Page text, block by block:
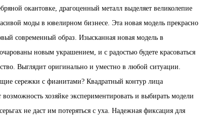
окантовке, драгоценный металл выделяет великолепие
моды в ювелирном бизнесе. Эта новая модель прекрасно
современный образ. Изысканная новая модель в
новым украшением, и с радостью будете красоваться
Выглядит оригинально и уместно в любой ситуации.
сережки с фианитами? Квадратный контур лица
хозяйке экспериментировать и выбирать модели
не даст им потеряться с уха. Надежная фиксация для